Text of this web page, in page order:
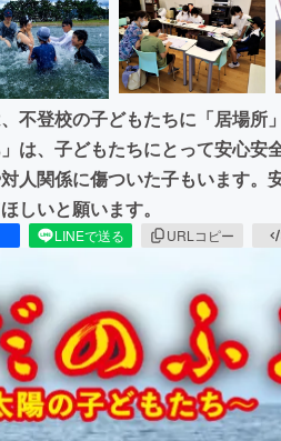
不登校の子どもたちに「居場所
は、子どもたちにとって安心安
人関係に傷ついた子もいます。
しいと願います。
LINEで送る URLコピー